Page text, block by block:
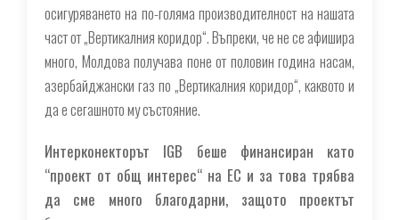
осигуряването на по-голяма производителност на нашата
част от „Вертикалния коридор“. Въпреки, че не се афишира
много, Молдова получава поне от половин година насам,
азербайджански газ по „Вертикалния коридор“, каквото и
да е сегашното му състояние.
Интерконекторът IGB беше финансиран като
“проект от общ интерес“ на ЕС и за това трябва
да сме много благодарни, защото проектът